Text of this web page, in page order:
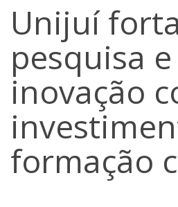
Unijuí
pesquisa e
inovação
formação